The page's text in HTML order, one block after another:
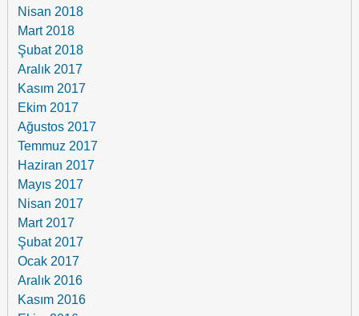
Nisan 2018
Mart 2018
Şubat 2018
Aralık 2017
Kasım 2017
Ekim 2017
Ağustos 2017
Temmuz 2017
Haziran 2017
Mayıs 2017
Nisan 2017
Mart 2017
Şubat 2017
Ocak 2017
Aralık 2016
Kasım 2016